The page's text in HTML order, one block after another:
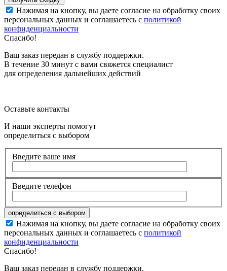
Нажимая на кнопку, вы даете согласие на обработку своих
персональных данных и соглашаетесь с политикой
конфиденциальности
Спасибо!
Ваш заказ передан в службу поддержки.
В течение 30 минут с вами свяжется специалист
для определения дальнейших действий
Оставьте контакты
И наши эксперты помогут
определиться с выбором
Введите ваше имя
Введите телефон
Нажимая на кнопку, вы даете согласие на обработку своих
персональных данных и соглашаетесь с политикой
конфиденциальности
Спасибо!
Ваш заказ передан в службу поддержки.